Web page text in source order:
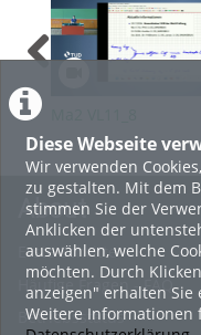
Diese Webseite
Wir verwenden
zu gestalten. Mit dem
stimmen Sie der
Anklicken der
auswählen, welche
möchten. Durch
anzeigen" erhalten Sie
Weitere Informationen
About
Erste Schritte
Häufige Fragen - FAQ
Betriebsstatus